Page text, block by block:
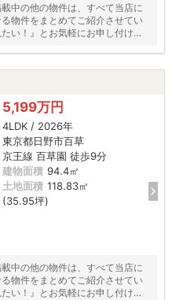
中の他の物件は、すべて当店に
物件をまとめてご紹介させてい
い！』とお気軽にお申し付けく
5,199万円
4LDK / 2026年
東京都日野市百草
京王線 百草園 徒歩9分
建物面積 94.4㎡
土地面積 118.83㎡
(35.95坪)
中の他の物件は、すべて当店に
物件をまとめてご紹介させてい
い！』とお気軽にお申し付けく